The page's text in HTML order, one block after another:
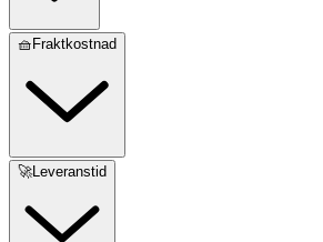
🧺Fraktkostnad
🚀Leveranstid